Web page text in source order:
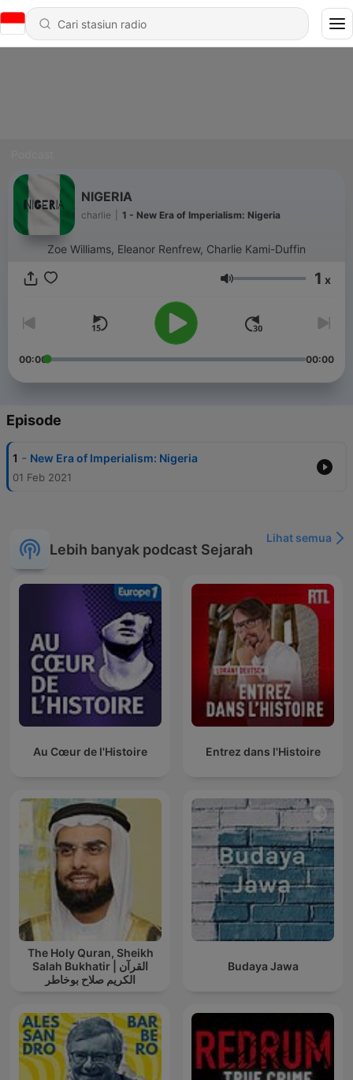
NIGERIA
charlie 1 - New Era of Imperialism: Nigeria
Zoe Williams, Eleanor Renfrew, Charlie Kami-Duffin
Volume 1 x
00:00 00:00
Episode
1 - New Era of Imperialism: Nigeria
01 Feb 2021
Lebih banyak podcast Sejarah
Lihat semua
Au Cœur de l'Histoire Entrez dans l'Histoire
The Holy Quran, Sheikh
Salah Bukhatir | القرآن
الكريم صلاح بوخاطر
Budaya Jawa